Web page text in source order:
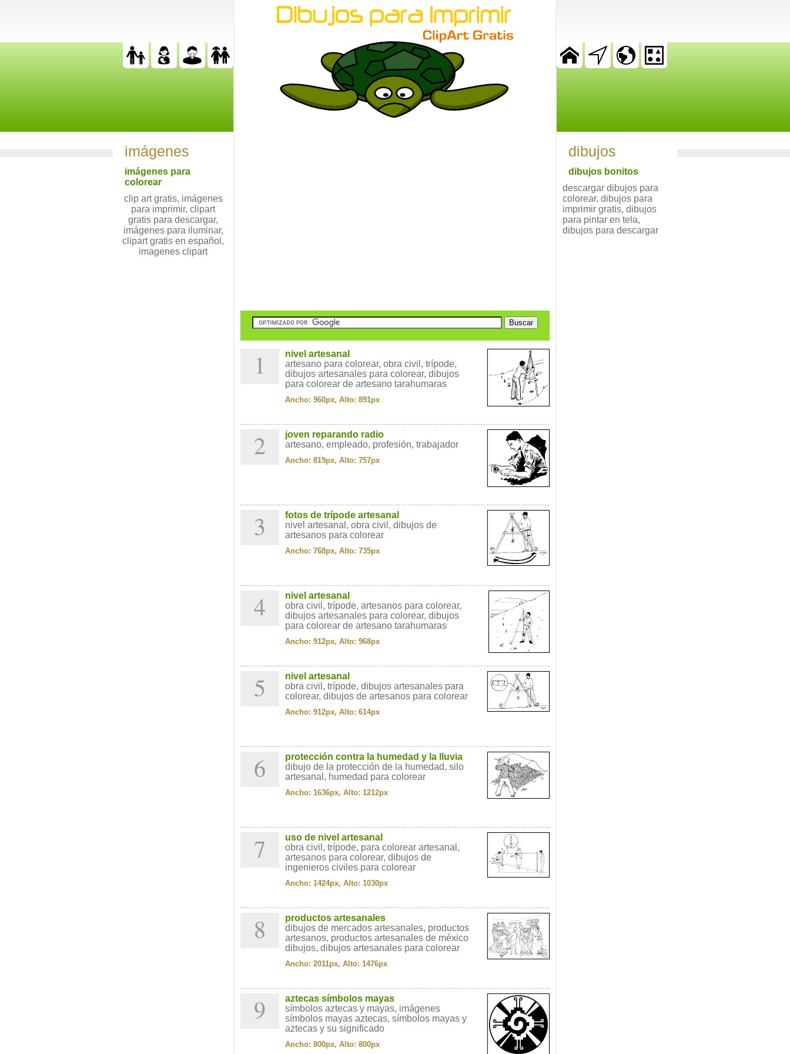
1
nivel artesanal
artesano para colorear, obra civil, trípode,
dibujos artesanales para colorear, dibujos
para colorear de artesano tarahumaras
Ancho: 960px, Alto: 891px
2
joven reparando radio
artesano, empleado, profesión, trabajador
Ancho: 819px, Alto: 757px
3
fotos de trípode artesanal
nivel artesanal, obra civil, dibujos de
artesanos para colorear
Ancho: 768px, Alto: 735px
4
nivel artesanal
obra civil, trípode, artesanos para colorear,
dibujos artesanales para colorear, dibujos
para colorear de artesano tarahumaras
Ancho: 912px, Alto: 968px
5
nivel artesanal
obra civil, trípode, dibujos artesanales para
colorear, dibujos de artesanos para colorear
Ancho: 912px, Alto: 614px
6
protección contra la humedad y la lluvia
dibujo de la protección de la humedad, silo
artesanal, humedad para colorear
Ancho: 1636px, Alto: 1212px
7
uso de nivel artesanal
obra civil, trípode, para colorear artesanal,
artesanos para colorear, dibujos de
ingenieros civiles para colorear
Ancho: 1424px, Alto: 1030px
8
productos artesanales
dibujos de mercados artesanales, productos
artesanos, productos artesanales de méxico
dibujos, dibujos artesanales para colorear
Ancho: 2011px, Alto: 1476px
9
aztecas símbolos mayas
símbolos aztecas y mayas, imágenes
símbolos mayas aztecas, símbolos mayas y
aztecas y su significado
Ancho: 800px, Alto: 800px
imágenes
imágenes para
colorear
clip art gratis, imágenes
para imprimir, clipart
gratis para descargar,
imágenes para iluminar,
clipart gratis en español,
imagenes clipart
dibujos
dibujos bonitos
descargar dibujos para
colorear, dibujos para
imprimir gratis, dibujos
para pintar en tela,
dibujos para descargar